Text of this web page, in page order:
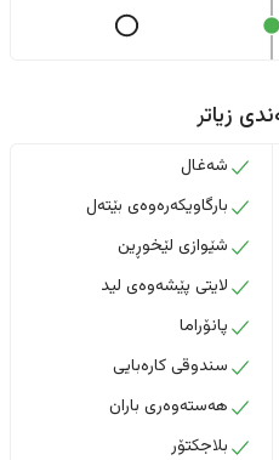
زیاتر
شەغال
بارگاویکەرەوەی بێتەل
شێوازی لێخوڕین
لایتی پێشەوەی لید
پانۆراما
سندوقی کارەبایی
هەستەوەری باران
بلاجکتۆر